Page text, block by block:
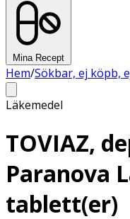
Mina Recept
Hem/Sökbar, ej köpb,
Läkemedel
TOVIAZ,
Paranova
tablett(er)